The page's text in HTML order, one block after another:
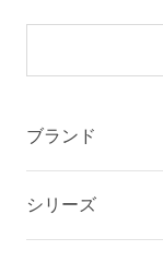
ブランド
シリーズ